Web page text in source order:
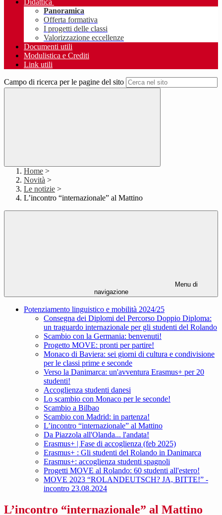
Didattica
Panoramica
Offerta formativa
I progetti delle classi
Valorizzazione eccellenze
Documenti utili
Modulistica e Crediti
Link utili
Campo di ricerca per le pagine del sito
Home >
Novità >
Le notizie >
L’incontro “internazionale” al Mattino
Menu di
navigazione
Potenziamento linguistico e mobilità 2024/25
Consegna dei Diplomi del Percorso Doppio Diploma:
un traguardo internazionale per gli studenti del Rolando
Scambio con la Germania: benvenuti!
Progetto MOVE: pronti per partire!
Monaco di Baviera: sei giorni di cultura e condivisione
per le classi prime e seconde
Verso la Danimarca: un'avventura Erasmus+ per 20
studenti!
Accoglienza studenti danesi
Lo scambio con Monaco per le seconde!
Scambio a Bilbao
Scambio con Madrid: in partenza!
L’incontro “internazionale” al Mattino
Da Piazzola all'Olanda... l'andata!
Erasmus+ | Fase di accoglienza (feb 2025)
Erasmus+ : Gli studenti del Rolando in Danimarca
Erasmus+: accoglienza studenti spagnoli
Progetti MOVE al Rolando: 60 studenti all'estero!
MOVE 2023 “ROLANDEUTSCH? JA, BITTE!” -
incontro 23.08.2024
L’incontro “internazionale” al Mattino